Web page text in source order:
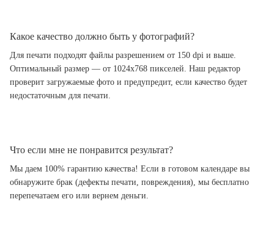
Какое качество должно быть у фотографий?
Для печати подходят файлы разрешением от 150 dpi и выше.
Оптимальный размер — от 1024x768 пикселей. Наш редактор
проверит загружаемые фото и предупредит, если качество будет
недостаточным для печати.
Что если мне не понравится результат?
Мы даем 100% гарантию качества! Если в готовом календаре вы
обнаружите брак (дефекты печати, повреждения), мы бесплатно
перепечатаем его или вернем деньги.